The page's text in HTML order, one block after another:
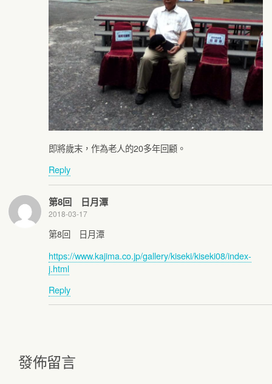
即將歲末，作為老人的20多年回顧。
Reply
第8回 日月潭
2018-03-17
第8回 日月潭
https://www.kajima.co.jp/gallery/kiseki/kiseki08/index-
j.html
Reply
發佈留言